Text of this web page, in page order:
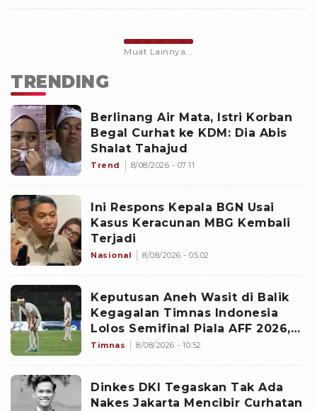
Muat Lainnya...
TRENDING
Berlinang Air Mata, Istri Korban
Begal Curhat ke KDM: Dia Abis
Shalat Tahajud
Trend 8/08/2026 - 07:11
Ini Respons Kepala BGN Usai
Kasus Keracunan MBG Kembali
Terjadi
Nasional 8/08/2026 - 05:02
Keputusan Aneh Wasit di Balik
Kegagalan Timnas Indonesia
Lolos Semifinal Piala AFF 2026,
Untungkan Singapura dan
Timnas 8/08/2026 - 10:52
Dinkes DKI Tegaskan Tak Ada
Nakes Jakarta Mencibir Curhatan